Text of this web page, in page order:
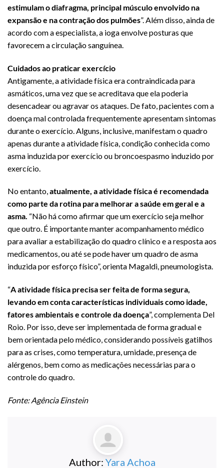
estimulam o diafragma, principal músculo envolvido na
expansão e na contração dos pulmões”. Além disso, ainda de
acordo com a especialista, a ioga envolve posturas que
favorecem a circulação sanguínea.
Cuidados ao praticar exercício
Antigamente, a atividade física era contraindicada para
asmáticos, uma vez que se acreditava que ela poderia
desencadear ou agravar os ataques. De fato, pacientes com a
doença mal controlada frequentemente apresentam sintomas
durante o exercício. Alguns, inclusive, manifestam o quadro
apenas durante a atividade física, condição conhecida como
asma induzida por exercício ou broncoespasmo induzido por
exercício.
No entanto,atualmente, a atividade física é recomendada
como parte da rotina para melhorar a saúde em geral e a
asma. “Não há como afirmar que um exercício seja melhor
que outro. É importante manter acompanhamento médico
para avaliar a estabilização do quadro clínico e a resposta aos
medicamentos, ou até se pode haver um quadro de asma
induzida por esforço físico”, orienta Magaldi, pneumologista.
“A atividade física precisa ser feita de forma segura,
levando em conta características individuais como idade,
fatores ambientais e controle da doença”, complementa Del
Roio. Por isso, deve ser implementada de forma gradual e
bem orientada pelo médico, considerando possíveis gatilhos
para as crises, como temperatura, umidade, presença de
alérgenos, bem como as medicações necessárias para o
controle do quadro.
Fonte: Agência Einstein
Author: Yara Achoa